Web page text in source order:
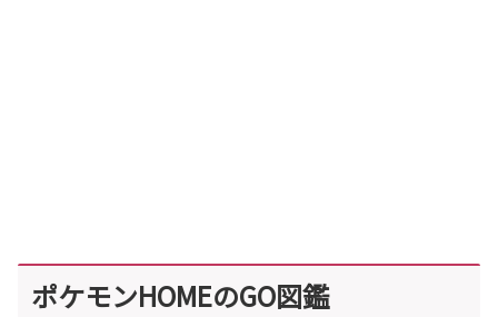
ポケモンHOMEのGO図鑑